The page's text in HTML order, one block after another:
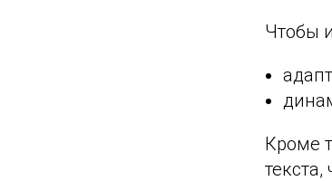
Чтобы
Кроме